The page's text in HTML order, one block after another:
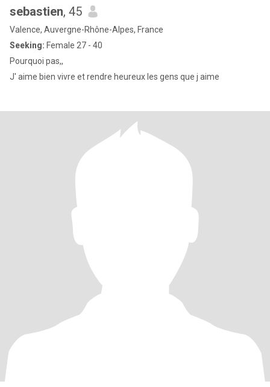
sebastien, 45
Valence, Auvergne-Rhône-Alpes, France
Seeking: Female 27 - 40
Pourquoi pas,,
J' aime bien vivre et rendre heureux les gens que j aime